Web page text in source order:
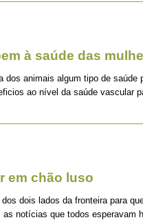
à saúde das
animais algum tipo de saúde
ao nível da saúde vascular
em chão luso
dois lados da fronteira para
notícias que todos esperavam